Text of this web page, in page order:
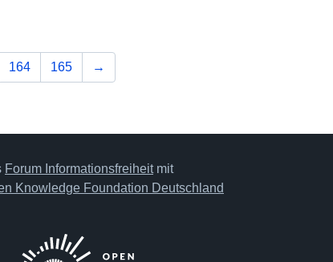
164 165 →
Forum Informationsfreiheitmit
Knowledge Foundation Deutschland